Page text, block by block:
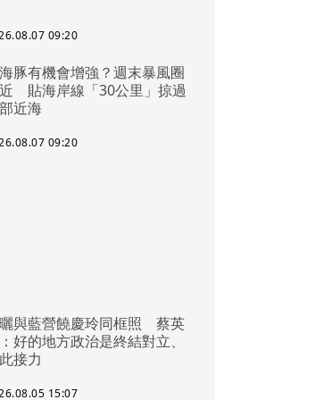
09:20
豚有機會增強？週末暴風圈
貼海岸線「30公里」掠過
近海
09:20
與藍營饒慶玲同框照 蔡英
好的地方政治是終結對立、
接力
15:07